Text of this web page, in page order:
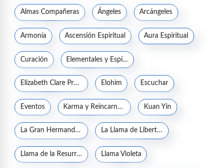
Almas Compañeras Ángeles Arcángeles
Armonía Ascensión Espiritual Aura Espiritual
Curación Elementales y Espíritus de la naturaleza
Elizabeth Clare Prophet Elohim Escuchar
Eventos Karma y Reincarnación Kuan Yin
La Gran Hermandad Blanca La Llama de Libertad
Llama de la Resurrección Llama Violeta